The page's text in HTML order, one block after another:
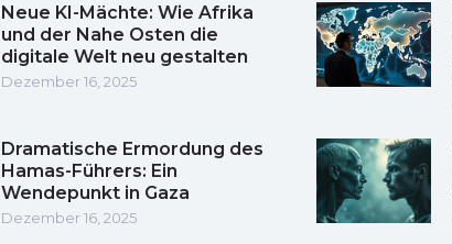
Neue KI-Mächte: Wie Afrika
und der Nahe Osten die
digitale Welt neu gestalten
Dezember 16, 2025
Dramatische Ermordung des
Hamas-Führers: Ein
Wendepunkt in Gaza
Dezember 16, 2025